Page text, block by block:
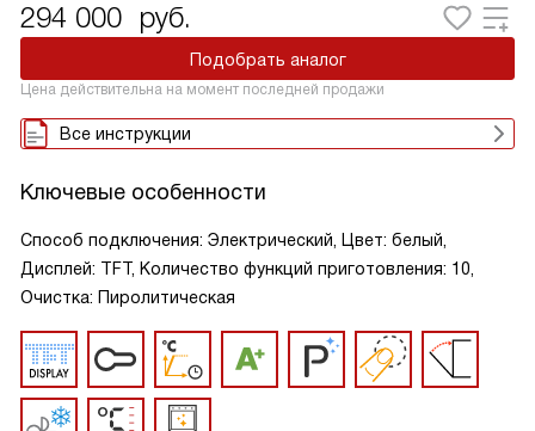
294 000 руб.
Подобрать аналог
Цена действительна на момент последней продажи
Все инструкции
Ключевые особенности
Способ подключения: Электрический, Цвет: белый,
Дисплей: TFT, Количество функций приготовления: 10,
Очистка: Пиролитическая